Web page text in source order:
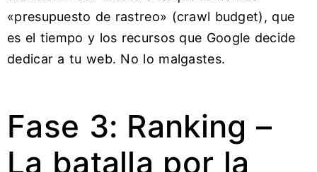
«presupuesto de rastreo» (crawl budget), que
es el tiempo y los recursos que Google decide
dedicar a tu web. No lo malgastes.
Fase 3: Ranking –
La batalla por la